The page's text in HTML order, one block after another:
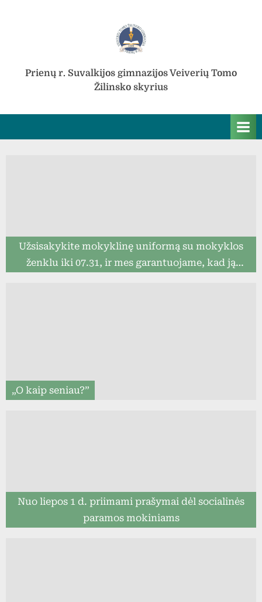
Prienų r. Suvalkijos gimnazijos Veiverių Tomo
Žilinsko skyrius
Užsisakykite mokyklinę uniformą su mokyklos
ženklu iki 07.31, ir mes garantuojame, kad ją
„O kaip seniau?”
Nuo liepos 1 d. priimami prašymai dėl socialinės
paramos mokiniams